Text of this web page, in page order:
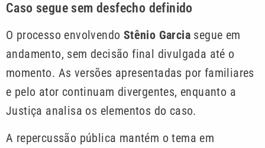
Caso segue sem desfecho definido
O processo envolvendo Stênio Garcia segue em
andamento, sem decisão final divulgada até o
momento. As versões apresentadas por familiares
e pelo ator continuam divergentes, enquanto a
Justiça analisa os elementos do caso.
A repercussão pública mantém o tema em